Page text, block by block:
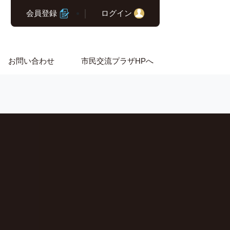
会員登録 ログイン
お問い合わせ 市民交流プラザHPへ